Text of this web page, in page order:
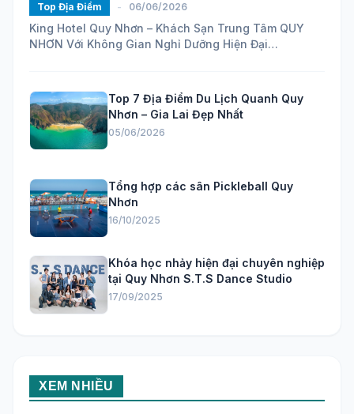
Top Địa Điểm - 06/06/2026
King Hotel Quy Nhơn – Khách Sạn Trung Tâm QUY
NHƠN Với Không Gian Nghỉ Dưỡng Hiện Đại
Top 7 Địa Điểm Du Lịch Quanh Quy
Nhơn – Gia Lai Đẹp Nhất
05/06/2026
Tổng hợp các sân Pickleball Quy
Nhơn
16/10/2025
Khóa học nhảy hiện đại chuyên nghiệp
tại Quy Nhơn S.T.S Dance Studio
17/09/2025
XEM NHIỀU